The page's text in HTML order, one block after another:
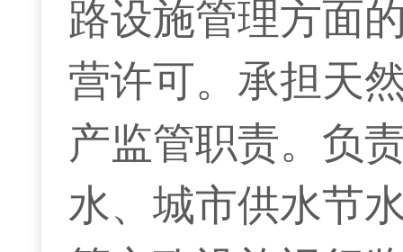
路设施管理方面
营许可。承担天
产监管职责。负
水、城市供水节